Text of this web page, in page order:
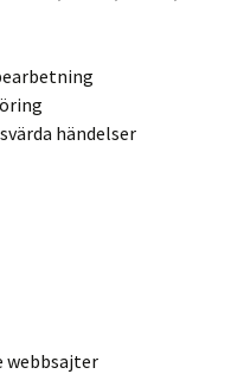
händelser
webbsajter